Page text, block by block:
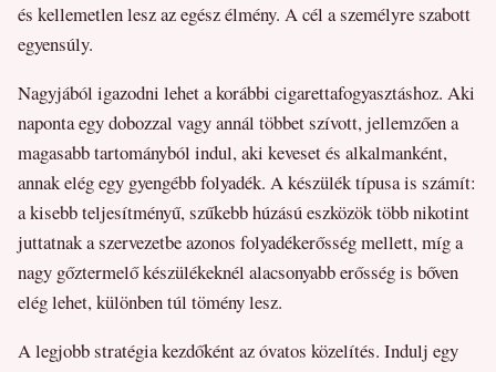
és kellemetlen lesz az egész élmény. A cél a személyre szabott
egyensúly.
Nagyjából igazodni lehet a korábbi cigarettafogyasztáshoz. Aki
naponta egy dobozzal vagy annál többet szívott, jellemzően a
magasabb tartományból indul, aki keveset és alkalmanként,
annak elég egy gyengébb folyadék. A készülék típusa is számít:
a kisebb teljesítményű, szűkebb húzású eszközök több nikotint
juttatnak a szervezetbe azonos folyadékerősség mellett, míg a
nagy gőztermelő készülékeknél alacsonyabb erősség is bőven
elég lehet, különben túl tömény lesz.
A legjobb stratégia kezdőként az óvatos közelítés. Indulj egy